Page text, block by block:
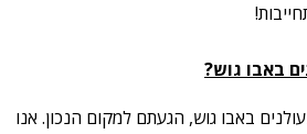
באבו גוש?
באבו גוש, הגעתם למקום הנכון. אנו